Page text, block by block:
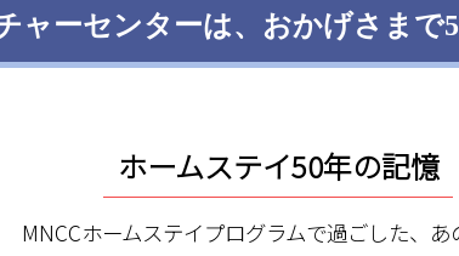
ャーセンターは、おかげさまで
ホームステイ50年の記憶
MNCCホームステイプログラムで過ごした、あ